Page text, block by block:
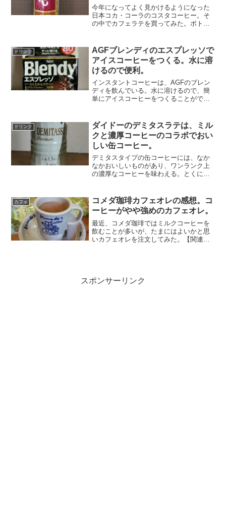
今年になってよく見かけるようになった
日本コカ・コーラのコスタコーヒー。そ
の中でカフェラテを買ってみた。ボトル
としては甘さは抑えられている。ミルク
感も抑えめで、ミル...
ドリンク
AGFブレンディのエスプレッソで
アイスコーヒーをつくる。水に溶
けるので便利。
インスタントコーヒーは、AGFのブレン
ディを飲んでいる。水に溶けるので、簡
単にアイスコーヒーをつくることができ
は、少し濃い目につくったほうがおいし
い。そこで、ブレンディの...
ドリンク
ダイドーのデミタスラテは、ミル
クと濃厚コーヒーのコラボでおい
しい缶コーヒー。
デミタスタイプの缶コーヒーには、なか
なかおいしいものがあり、ワンランク上
の濃厚なコーヒーを味わえる。とくにダ
いしい。最近見つけたのが、デミタスラ
テ。豆量1.5 倍にたプ...
カフェ
コメダ珈琲カフェオレの感想。コ
ーヒーがやや強めのカフェオレ。
最近、コメダ珈琲ではミルクコーヒーを
飲むことが多いが、たまにはよいかと思
いカフェオレを注文してみた。【関連記
スポンサーリンク